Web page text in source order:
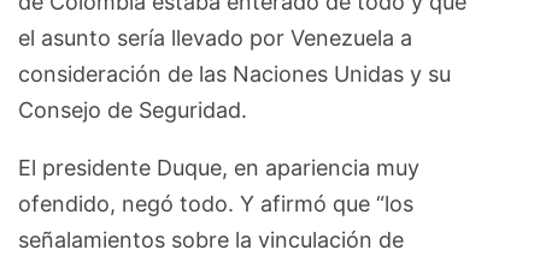
el asunto sería llevado por Venezuela a
consideración de las Naciones Unidas y su
Consejo de Seguridad.
El presidente Duque, en apariencia muy
ofendido, negó todo. Y afirmó que “los
señalamientos sobre la vinculación de